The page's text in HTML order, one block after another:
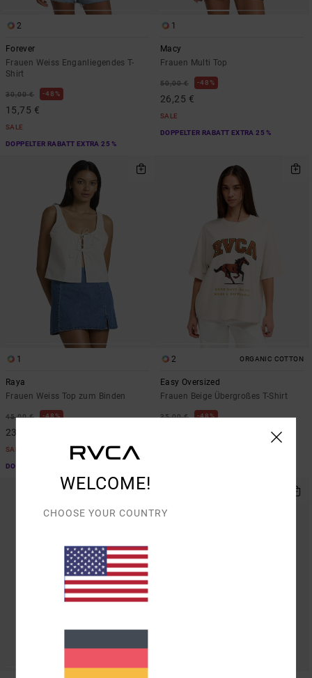
2
Forever
Frauen Weiss Enganliegendes T-
Shirt
30,00 € 48%
15,75 €
SALE
DOPPELTER RABATT EXTRA 25 %
1
Macy
Frauen Multi Top
50,00 € 48%
26,25 €
SALE
DOPPELTER RABATT EXTRA 25 %
1
Raya
Frauen Weiss Top zum Binden
45,00 € 48%
23,62 €
SALE
DOPPELTER RABATT EXTRA 25 %
2 ORGANIC COTTON
Easy Oversized
Frauen Beige Übergroßes T-Shirt
35,00 € 48%
WELCOME!
CHOOSE YOUR COUNTRY